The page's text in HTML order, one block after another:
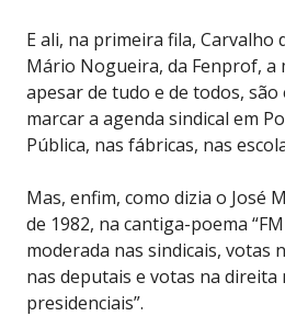
E ali, na primeira fila, Carvalho
Mário Nogueira, da Fenprof, a
apesar de tudo e de todos,
marcar a agenda sindical em
Pública, nas fábricas, nas
Mas, enfim, como dizia o José
de 1982, na cantiga-poema
moderada nas sindicais, votas
nas deputais e votas na direita
presidenciais”.